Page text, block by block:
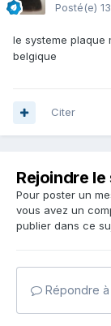
Posté(e)
le systeme plaque
belgique
Citer
Rejoindre
Pour poster un
vous avez un
publier dans ce
Répondre